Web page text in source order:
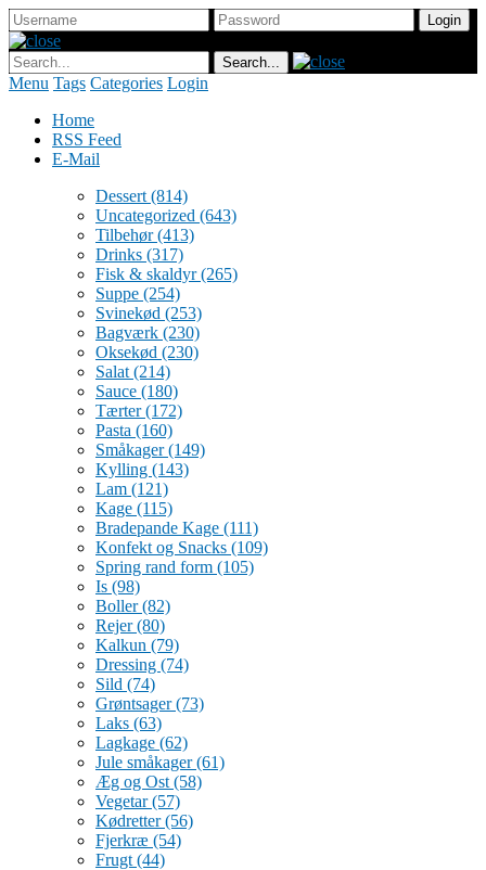
Menu Tags Categories Login
Home
RSS Feed
E-Mail
Dessert (814)
Uncategorized (643)
Tilbehør(413)
Drinks (317)
Fisk & skaldyr(265)
Suppe (254)
Svinekød (253)
Bagværk (230)
Oksekød (230)
Salat (214)
Sauce (180)
Tærter(172)
Pasta (160)
Småkager(149)
Kylling (143)
Lam (121)
Kage (115)
Bradepande Kage (111)
Konfekt og Snacks (109)
Spring rand form (105)
Is (98)
Boller(82)
Rejer(80)
Kalkun (79)
Dressing (74)
Sild (74)
Grøntsager(73)
Laks (63)
Lagkage (62)
Jule småkager(61)
Æg og Ost (58)
Vegetar(57)
Kødretter(56)
Fjerkræ (54)
Frugt (44)